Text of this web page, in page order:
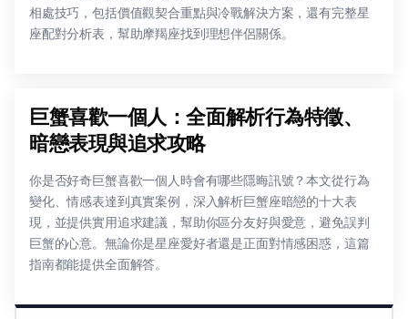
相處技巧，包括價值觀契合重點與冷戰解決方案，還有完整星
座配對分析表，幫助摩羯座找到理想伴侶關係。
巨蟹喜歡一個人：全面解析行為特徵、
暗戀表現與追求攻略
你是否好奇巨蟹喜歡一個人時會有哪些隱晦訊號？本文從行為
變化、情感表達到真實案例，深入解析巨蟹座暗戀的十大表
現，並提供實用追求建議，幫助你區分友好與愛意，避免誤判
巨蟹的心意。無論你是星座愛好者還是正面對情感困惑，這篇
指南都能提供全面解答。